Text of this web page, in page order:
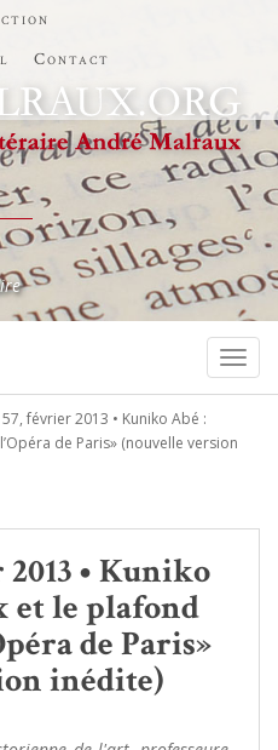
Contact
février 2013 • Kuniko Abé :
de Paris» (nouvelle version
• Kuniko
et le plafond
de Paris»
inédite)